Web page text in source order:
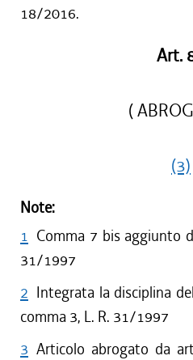
18/2016.
Art.
(
(3)
Note:
1 Comma 7 bis aggiunto
31/1997
2 Integrata la disciplina
comma 3, L. R. 31/1997
3 Articolo abrogato da